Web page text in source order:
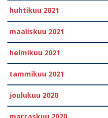
huhtikuu 2021
maaliskuu 2021
helmikuu 2021
tammikuu 2021
joulukuu 2020